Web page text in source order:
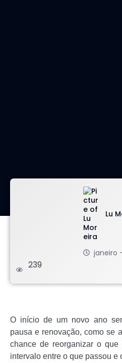
Lu
janeiro
239
O início de um novo ano
pausa e renovação, como se
chance de reorganizar o
intervalo entre o que passou e